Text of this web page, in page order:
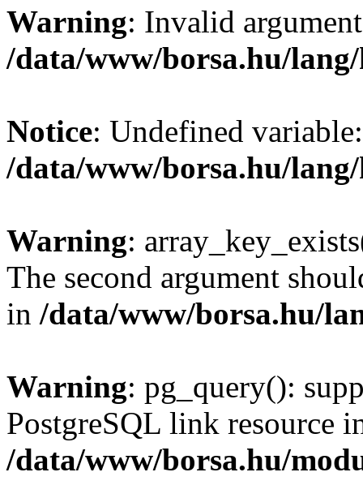
Warning: Invalid
/data/www/borsa.hu/
Notice: Undefined
/data/www/borsa.hu/
Warning:
The second argument
in /data/www/borsa.hu/
Warning: pg_query():
PostgreSQL link resource
/data/www/borsa.hu/